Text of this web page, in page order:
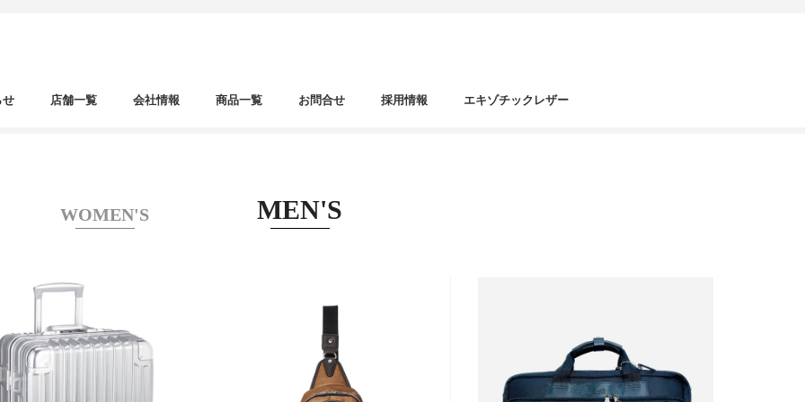
せ 店舗一覧 会社情報 商品一覧 お問合せ 採用情報 エキゾチックレザー
WOMEN'S MEN'S